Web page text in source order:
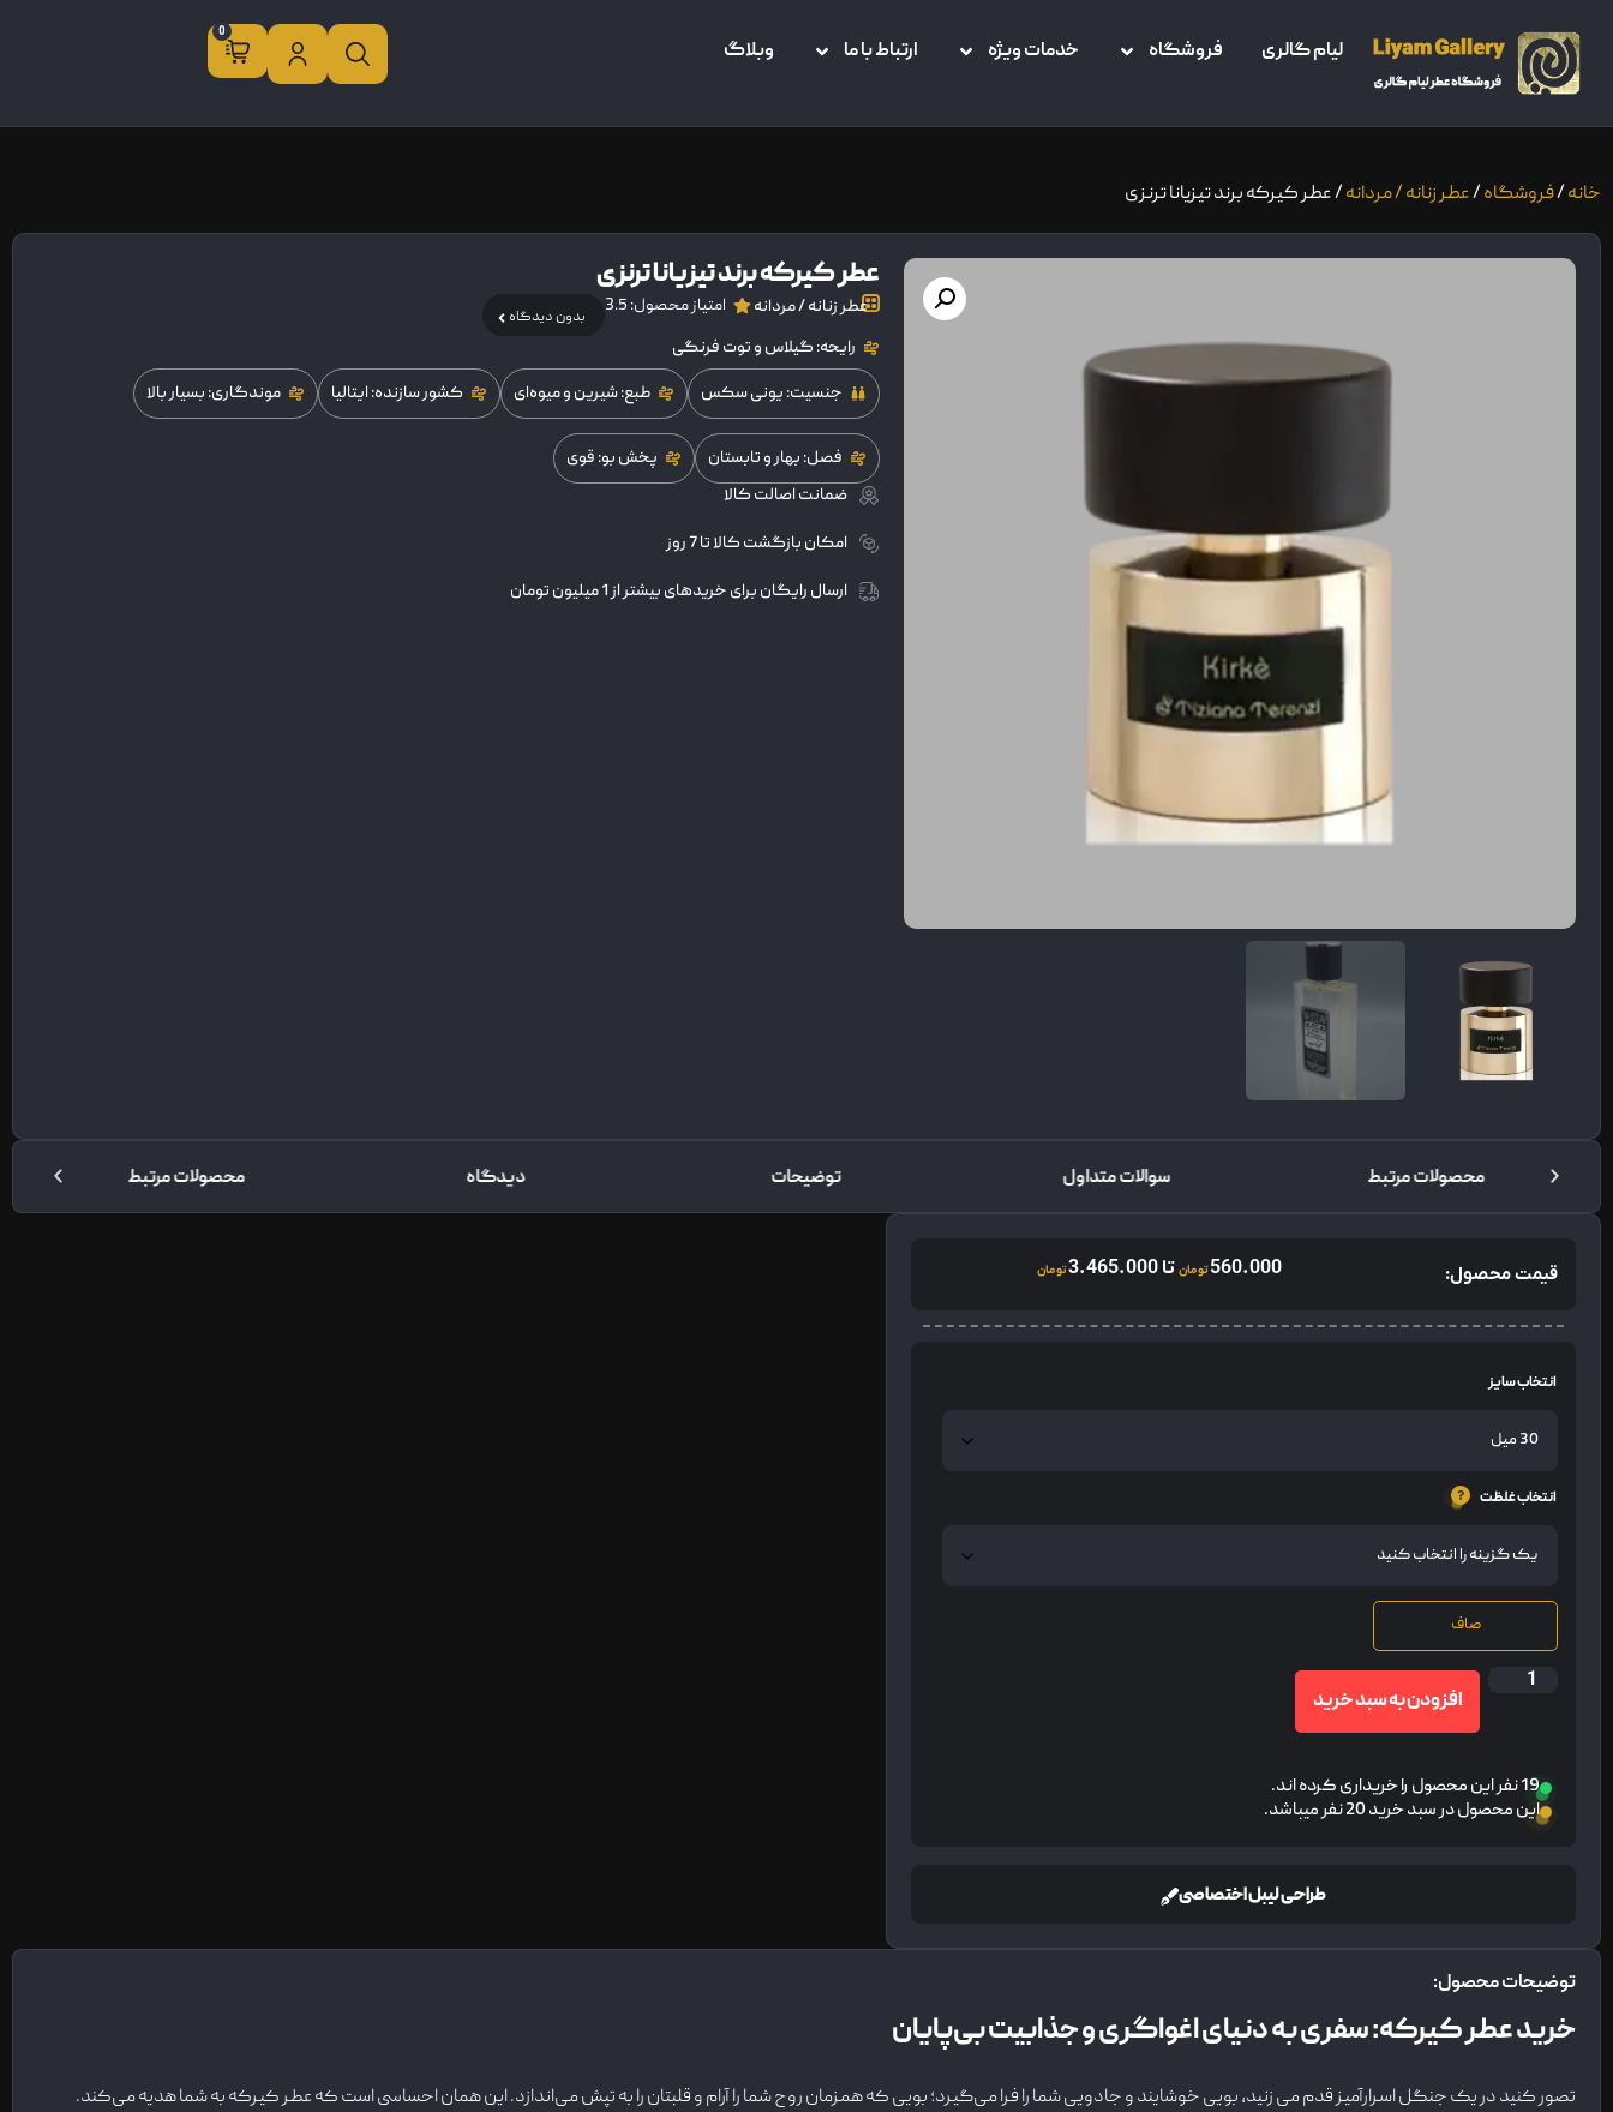
لیام گالری فروشگاه خدمات ویژه ارتباط با ما وبلاگ
0
خانه/فروشگاه/عطر زنانه / مردانه/ عطر کیرکه برند تیزیانا ترنزی
عطر کیرکه برند تیزیانا ترنزی
عطر زنانه / مردانه امتیاز محصول: 3.5 بدون دیدگاه
رایحه: گیلاس و توت فرنگی
جنسیت: یونی سکس
طبع: شیرین و میوه‌ای کشور سازنده: ایتالیا موندگاری: بسیار بالا
فصل: بهار و تابستان
پخش بو: قوی
ضمانت اصالت کالا
امکان بازگشت کالا تا 7 روز
ارسال رایگان برای خریدهای بیشتر از 1 میلیون تومان
محصولات مرتبط سوالات متداول توضیحات دیدگاه محصولات مرتبط
قیمت محصول: 560.000تومان تا3.465.000تومان
انتخاب سایز
انتخاب غلظت
صاف
افزودن به سبد خرید
19 نفر این محصول را خریداری کرده اند.
این محصول در سبد خرید 20 نفر میباشد.
طراحی لیبل اختصاصی
توضیحات محصول:
خرید عطر کیرکه: سفری به دنیای اغواگری و جذابیت بی‌پایان
تصور کنید در یک جنگل اسرارآمیز قدم می‌ زنید، بویی خوشایند و جادویی شما را فرا می‌گیرد؛ بویی که همزمان روح شما را آرام و قلبتان را به تپش می‌اندازد. این همان احساسی است که عطر کیرکه به شما هدیه می‌کند.